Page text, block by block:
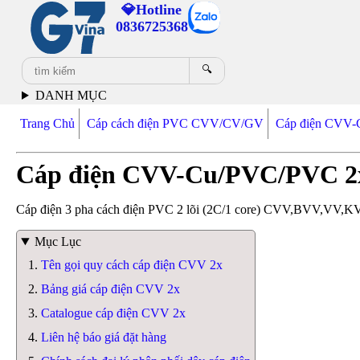
💎Hotline
0836725368
🔍
DANH MỤC
Trang Chủ Cáp cách điện PVC CVV/CV/GV Cáp điện
Cáp điện CVV-Cu/PVC/PVC
Cáp điện 3 pha cách điện PVC 2 lõi (2C/1 core)
Mục Lục
Tên gọi quy cách cáp điện CVV 2x
Bảng giá cáp điện CVV 2x
Catalogue cáp điện CVV 2x
Liên hệ báo giá đặt hàng